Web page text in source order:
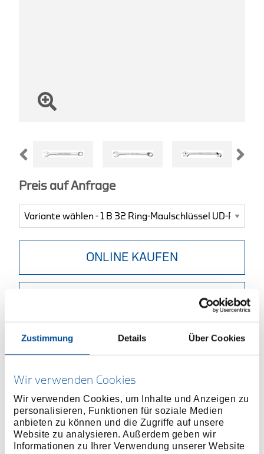
Zustimmung Details Über Cookies
Wir verwenden Cookies
Wir verwenden Cookies, um Inhalte und Anzeigen zu
personalisieren, Funktionen für soziale Medien
anbieten zu können und die Zugriffe auf unsere
Website zu analysieren. Außerdem geben wir
Informationen zu Ihrer Verwendung unserer Website
Preis auf Anfrage
ONLINE KAUFEN
Produktlinie 4010886600320
Ausführung nach DIN 3113 Form B, ISO 3318, ISO
Größe 5 und 5,5 mm mit 6-kant Ring, ab 6 mm mit
UD-Profil
Chrom-Vanadium-Stahl 31CrV3, verchromt